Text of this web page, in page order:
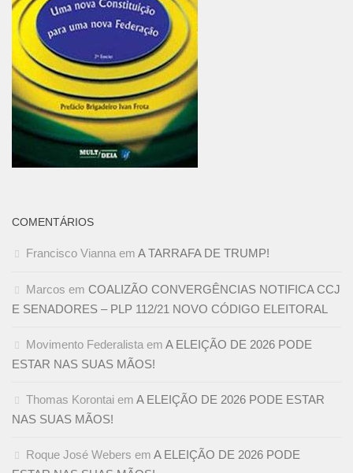
COMENTÁRIOS
Francisco Vianna em A TARRAFA DE TRUMP!
Marcos em COALIZÃO CONVERGÊNCIAS NOTIFICA CCJ
E SENADORES – PLP 112/21 NOVO CÓDIGO ELEITORAL
Movimento Federalista em A ELEIÇÃO DE 2026 PODE
ESTAR NAS SUAS MÃOS!
Thomas Korontai em A ELEIÇÃO DE 2026 PODE ESTAR
NAS SUAS MÃOS!
Roque José Webers em A ELEIÇÃO DE 2026 PODE